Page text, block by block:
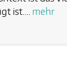
ist.… mehr